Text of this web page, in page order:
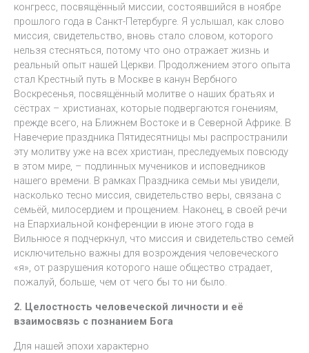
конгресс, посвящённый миссии, состоявшийся в ноябре
прошлого года в Санкт-Петербурге. Я услышал, как слово
миссия, свидетельство, вновь стало словом, которого
нельзя стесняться, потому что оно отражает жизнь и
реальный опыт нашей Церкви. Продолжением этого опыта
стал Крестный путь в Москве в канун Вербного
Воскресенья, посвящённый молитве о наших братьях и
сёстрах – христианах, которые подвергаются гонениям,
прежде всего, на Ближнем Востоке и в Северной Африке. В
Навечерие праздника Пятидесятницы мы распространили
эту молитву уже на всех христиан, преследуемых повсюду
в этом мире, – подлинных мучеников и исповедников
нашего времени. В рамках Праздника семьи мы увидели,
насколько тесно миссия, свидетельство веры, связана с
семьёй, милосердием и прощением. Наконец, в своей речи
на Епархиальной конференции в июне этого года в
Вильнюсе я подчеркнул, что миссия и свидетельство семей
исключительно важны для возрождения человеческого
«я», от разрушения которого наше общество страдает,
пожалуй, больше, чем от чего бы то ни было.
2. Целостность человеческой личности и её
взаимосвязь с познанием Бога
Для нашей эпохи характерно